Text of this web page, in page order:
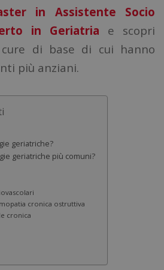
in Assistente Socio
in Geriatria e scopri
di base di cui hanno
più anziani.
geriatriche?
geriatriche più comuni?
cronica ostruttiva
cronica